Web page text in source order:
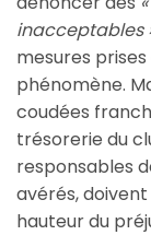
inacceptables
mesures
phénomène.
coudées
trésorerie du
responsables
avérés,
hauteur du